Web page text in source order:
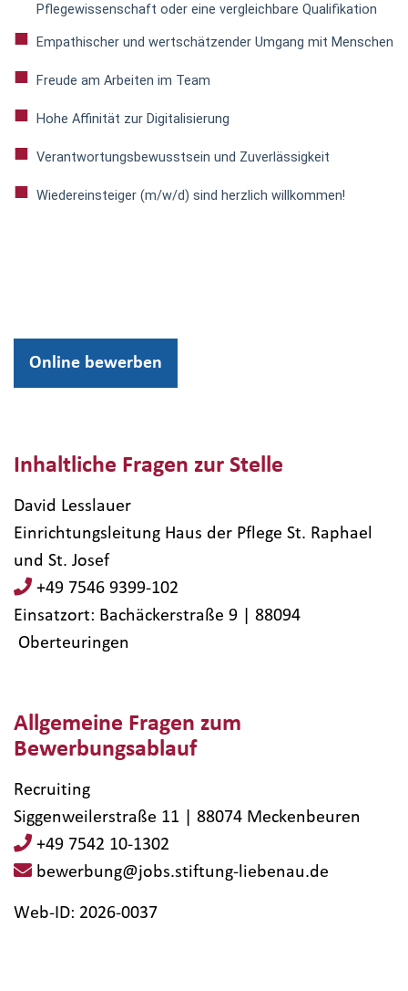
Pflegewissenschaft oder eine vergleichbare Qualifikation
Empathischer und wertschätzender Umgang mit Menschen
Freude am Arbeiten im Team
Hohe Affinität zur Digitalisierung
Verantwortungsbewusstsein und Zuverlässigkeit
Wiedereinsteiger (m/w/d) sind herzlich willkommen!
Inhaltliche Fragen zur Stelle
David Lesslauer
Einrichtungsleitung Haus der Pflege St. Raphael
und St. Josef
+49 7546 9399-102
Einsatzort: Bachäckerstraße 9 | 88094​
Oberteuringen
Allgemeine Fragen zum
Bewerbungsablauf
Recruiting
Siggenweilerstraße 11 | 88074 Meckenbeuren
+49 7542 10-1302
bewerbung@jobs.stiftung-liebenau.de
Web-ID: 2026-0037
Online bewerben